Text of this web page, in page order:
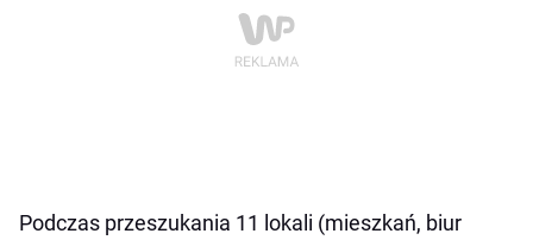
Podczas przeszukania 11 lokali (mieszkań, biur